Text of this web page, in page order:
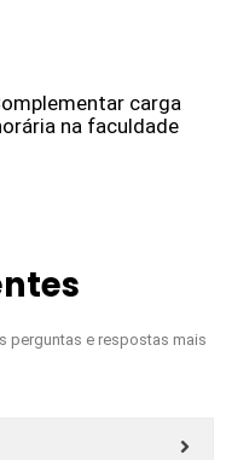
carga
na faculdade
perguntas e respostas mais